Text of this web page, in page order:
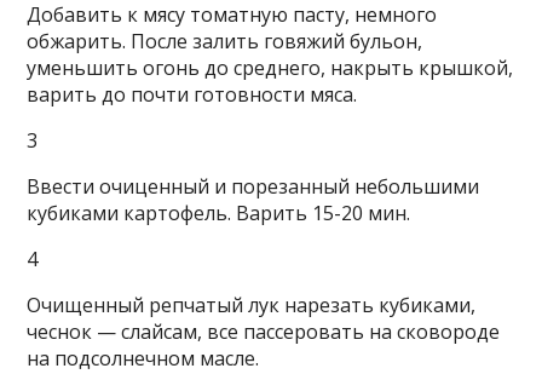
Добавить к мясу томатную пасту, немного
обжарить. После залить говяжий бульон,
уменьшить огонь до среднего, накрыть крышкой,
варить до почти готовности мяса.
3
Ввести очиценный и порезанный небольшими
кубиками картофель. Варить 15-20 мин.
4
Очищенный репчатый лук нарезать кубиками,
чеснок — слайсам, все пассеровать на сковороде
на подсолнечном масле.